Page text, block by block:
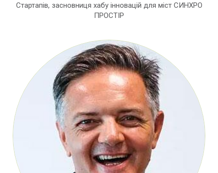
Стартапів, засновниця хабу інновацій для міст СИНХРО
ПРОСТІР